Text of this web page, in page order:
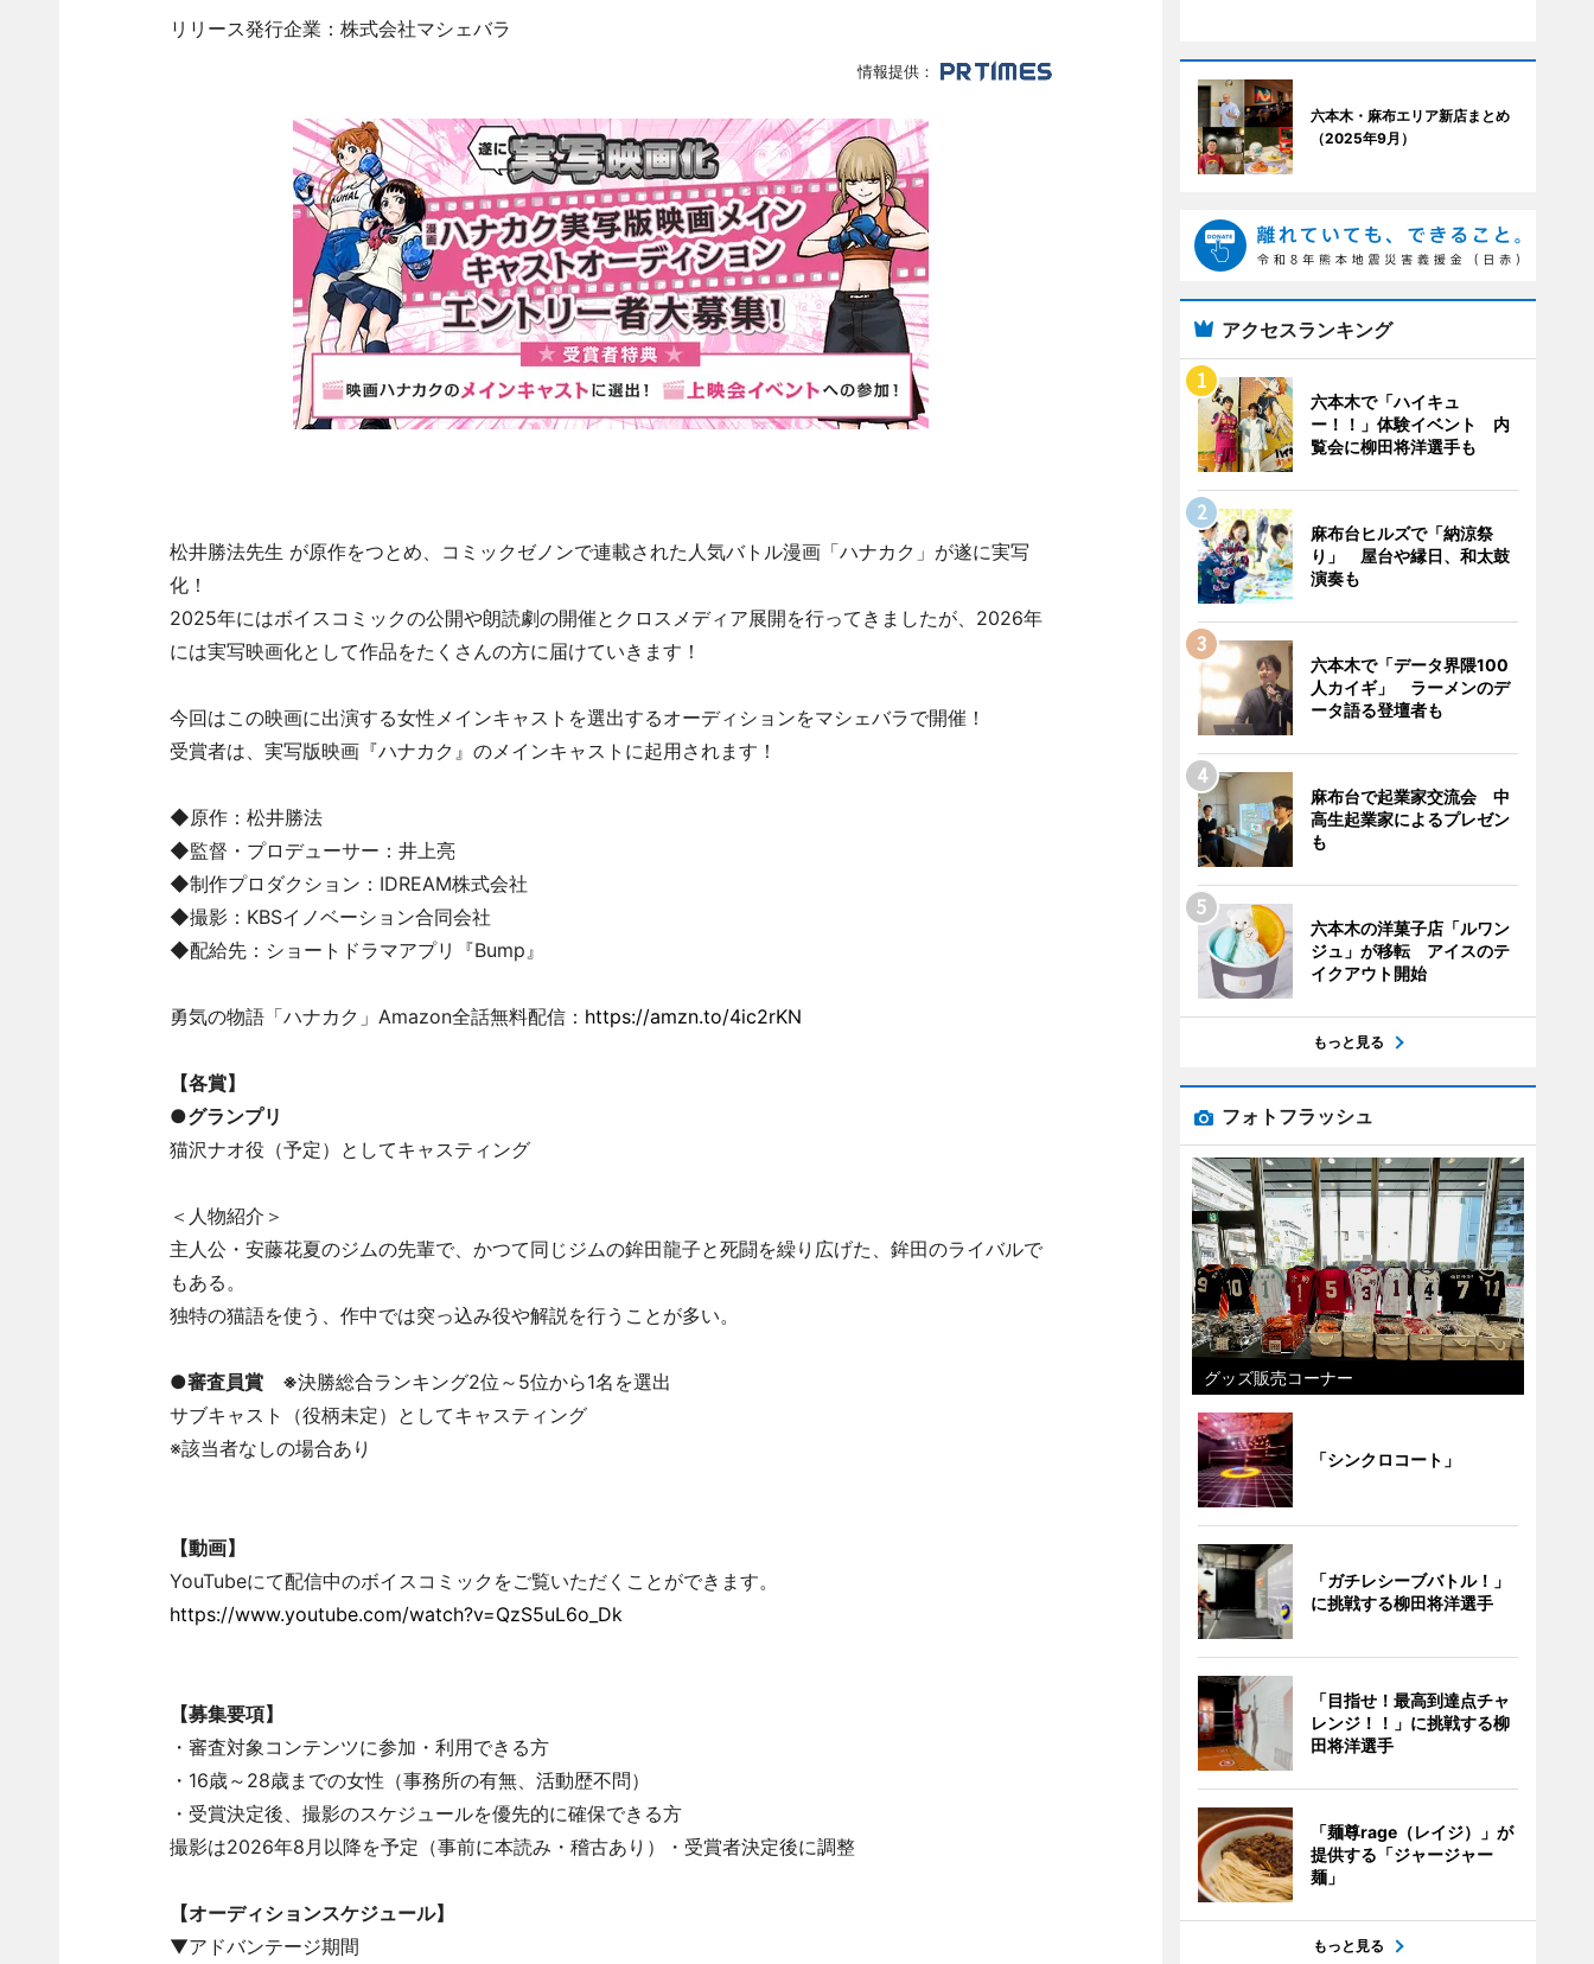
リリース発行企業：株式会社マシェバラ
情報提供：
松井勝法先生 が原作をつとめ、コミックゼノンで連載された人気バトル漫画「ハナカク」が遂に実写
化！
2025年にはボイスコミックの公開や朗読劇の開催とクロスメディア展開を行ってきましたが、2026年
には実写映画化として作品をたくさんの方に届けていきます！
今回はこの映画に出演する女性メインキャストを選出するオーディションをマシェバラで開催！
受賞者は、実写版映画『ハナカク』のメインキャストに起用されます！
◆原作：松井勝法
◆監督・プロデューサー：井上亮
◆制作プロダクション：IDREAM株式会社
◆撮影：KBSイノベーション合同会社
◆配給先：ショートドラマアプリ『Bump』
勇気の物語「ハナカク」Amazon全話無料配信： https://amzn.to/4ic2rKN
【各賞】
●グランプリ
猫沢ナオ役（予定）としてキャスティング
＜人物紹介＞
主人公・安藤花夏のジムの先輩で、かつて同じジムの鉾田龍子と死闘を繰り広げた、鉾田のライバルで
もある。
独特の猫語を使う、作中では突っ込み役や解説を行うことが多い。
●審査員賞 ※決勝総合ランキング2位～5位から1名を選出
サブキャスト（役柄未定）としてキャスティング
※該当者なしの場合あり
【動画】
YouTubeにて配信中のボイスコミックをご覧いただくことができます。
https://www.youtube.com/watch?v=QzS5uL6o_Dk
【募集要項】
・審査対象コンテンツに参加・利用できる方
・16歳～28歳までの女性（事務所の有無、活動歴不問）
・受賞決定後、撮影のスケジュールを優先的に確保できる方
撮影は2026年8月以降を予定（事前に本読み・稽古あり）・受賞者決定後に調整
【オーディションスケジュール】
▼アドバンテージ期間
六本木・麻布エリア新店まとめ
（2025年9月）
アクセスランキング
六本木で「ハイキュ
ー！！」体験イベント 内
覧会に柳田将洋選手も
麻布台ヒルズで「納涼祭
り」 屋台や縁日、和太鼓
演奏も
六本木で「データ界隈100
人カイギ」 ラーメンのデ
ータ語る登壇者も
麻布台で起業家交流会 中
高生起業家によるプレゼン
も
六本木の洋菓子店「ルワン
ジュ」が移転 アイスのテ
イクアウト開始
もっと見る
フォトフラッシュ
グッズ販売コーナー
「シンクロコート」
「ガチレシーブバトル！」
に挑戦する柳田将洋選手
「目指せ！最高到達点チャ
レンジ！！」に挑戦する柳
田将洋選手
「麺尊rage（レイジ）」が
提供する「ジャージャー
麺」
もっと見る